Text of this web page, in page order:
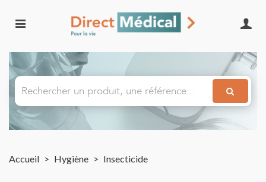
Accueil > Hygiène > Insecticide